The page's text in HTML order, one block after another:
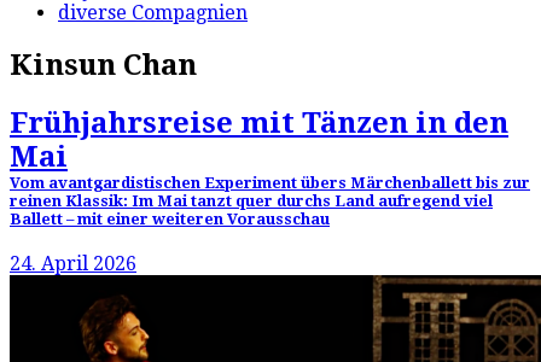
diverse Compagnien
Kinsun Chan
Frühjahrsreise mit Tänzen in den
Mai
Vom avantgardistischen Experiment übers Märchenballett bis zur
reinen Klassik: Im Mai tanzt quer durchs Land aufregend viel
Ballett – mit einer weiteren Vorausschau
24. April 2026